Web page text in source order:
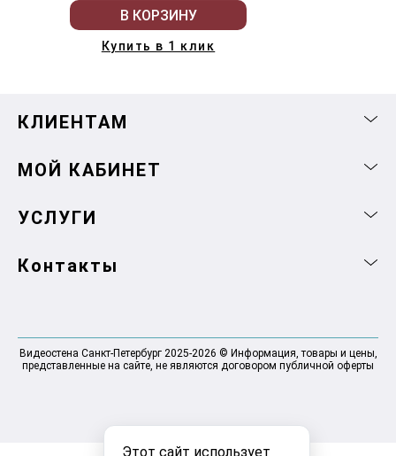
Этот сайт использует
В КОРЗИНУ
Купить в 1 клик
КЛИЕНТАМ
МОЙ КАБИНЕТ
УСЛУГИ
Контакты
Видеостена Санкт-Петербург 2025-2026 © Информация, товары и цены,
представленные на сайте, не являются договором публичной оферты